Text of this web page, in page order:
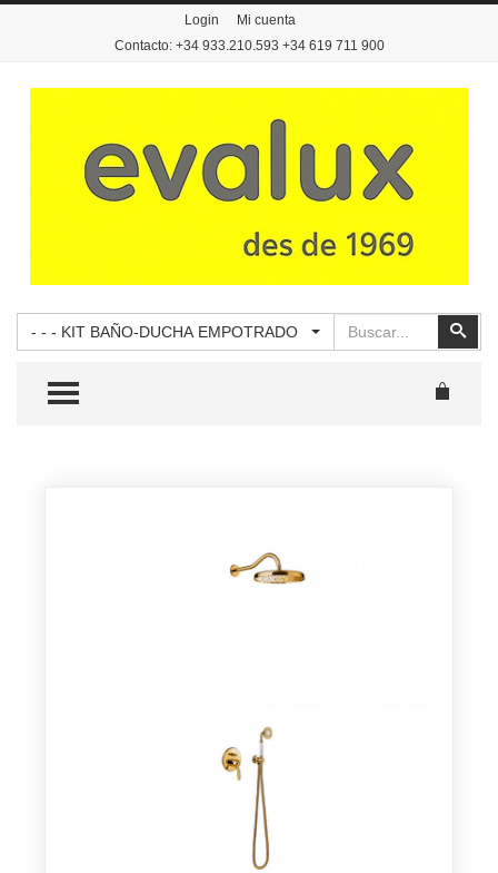
Login
Mi cuenta
Contacto: +34 933.210.593 +34 619 711 900
- - - KIT BAÑO-DUCHA EMPOTRADO
TOGGLE MENU